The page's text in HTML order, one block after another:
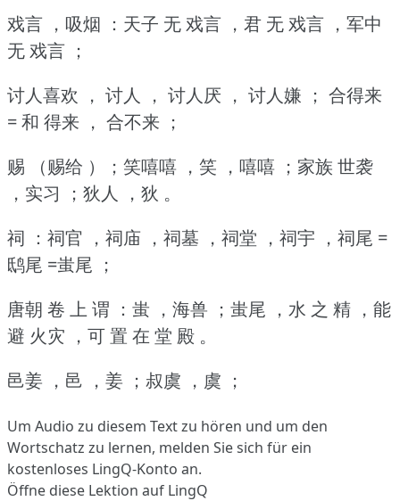
戏言 ，吸烟 ：天子 无 戏言 ，君 无 戏言 ，军中
无 戏言 ；
讨人喜欢 ， 讨人 ， 讨人厌 ， 讨人嫌 ； 合得来
= 和 得来 ， 合不来 ；
赐 （赐给 ）；笑嘻嘻 ，笑 ，嘻嘻 ；家族 世袭
，实习 ；狄人 ，狄 。
祠 ：祠官 ，祠庙 ，祠墓 ，祠堂 ，祠宇 ，祠尾 =
鸱尾 =蚩尾 ；
唐朝 卷 上 谓 ：蚩 ，海兽 ；蚩尾 ，水 之 精 ，能
避 火灾 ，可 置 在 堂 殿 。
邑姜 ，邑 ，姜 ；叔虞 ，虞 ；
Um Audio zu diesem Text zu hören und um den
Wortschatz zu lernen, melden Sie sich für ein
kostenloses LingQ-Konto an.
Öffne diese Lektion auf LingQ